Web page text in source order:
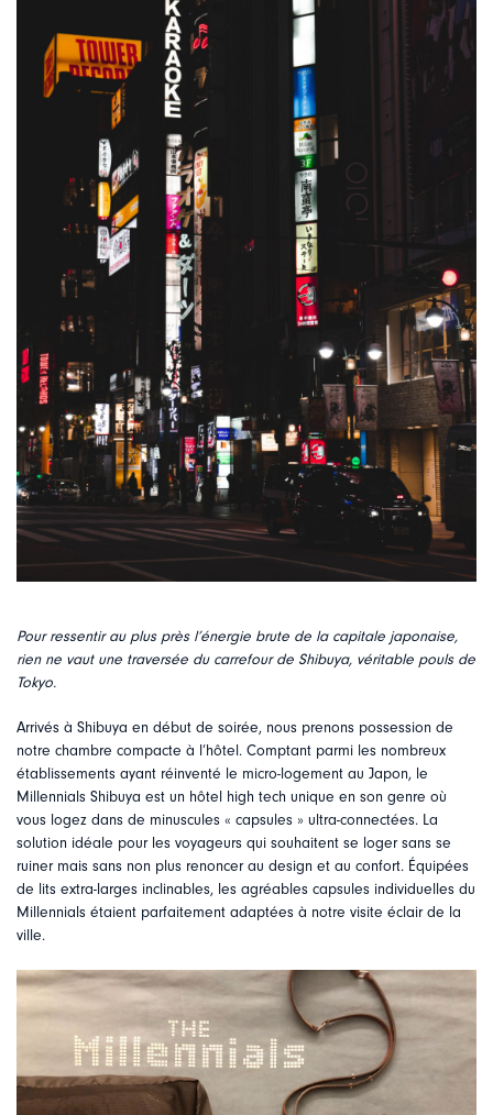
Pour ressentir au plus près l’énergie brute de la capitale japonaise,
rien ne vaut une traversée du carrefour de Shibuya, véritable pouls de
Tokyo.
Arrivés à Shibuya en début de soirée, nous prenons possession de
notre chambre compacte à l’hôtel. Comptant parmi les nombreux
établissements ayant réinventé le micro-logement au Japon, le
Millennials Shibuya est un hôtel high tech unique en son genre où
vous logez dans de minuscules « capsules » ultra-connectées. La
solution idéale pour les voyageurs qui souhaitent se loger sans se
ruiner mais sans non plus renoncer au design et au confort. Équipées
de lits extra-larges inclinables, les agréables capsules individuelles du
Millennials étaient parfaitement adaptées à notre visite éclair de la
ville.